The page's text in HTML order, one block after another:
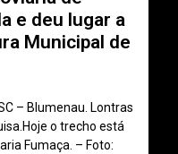
e deu lugar a
Municipal de
– Blumenau. Lontras
o trecho está
Fumaça. – Foto: